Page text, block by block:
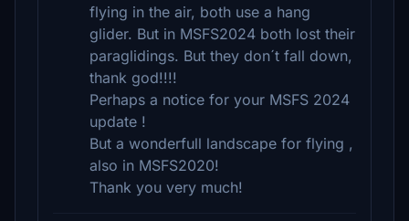
flying in the air, both use a hang
glider. But in MSFS2024 both lost their
paraglidings. But they don´t fall down,
thank god!!!!
Perhaps a notice for your MSFS 2024
update !
But a wonderfull landscape for flying ,
also in MSFS2020!
Thank you very much!